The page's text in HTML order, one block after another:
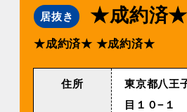
居抜き ★成約済★
★成約済★ ★成約済★
住所
東京都八王
目１０−１